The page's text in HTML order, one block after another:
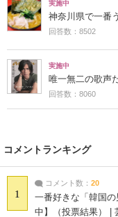
実施中
神奈川県で一番
回答数：8502
実施中
唯一無二の歌声
回答数：8060
コメントランキング
1
コメント数： 20
一番好きな「韓国
中】（投票結果） |